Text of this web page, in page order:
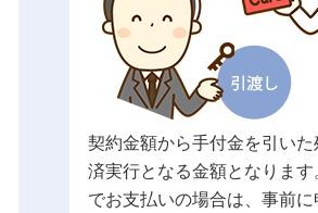
契約金額から手付金を引い
済実行となる金額となりま
でお支払いの場合は、事前